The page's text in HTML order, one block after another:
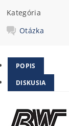
Kategória
Otázka
POPIS
DISKUSIA